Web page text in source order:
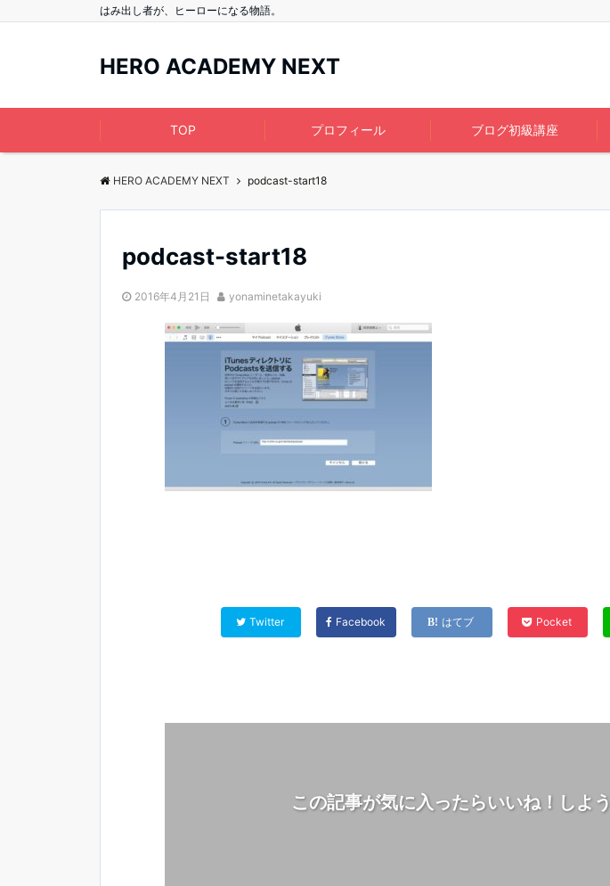
はみ出し者が、ヒーローになる物語。
HERO ACADEMY NEXT
TOP プロフィール ブログ初級講座
HERO ACADEMY NEXT podcast-start18
podcast-start18
2016年4月21日 yonaminetakayuki
Twitter Facebook はてブ Pocket
この記事が気に入ったらいいね！しよう